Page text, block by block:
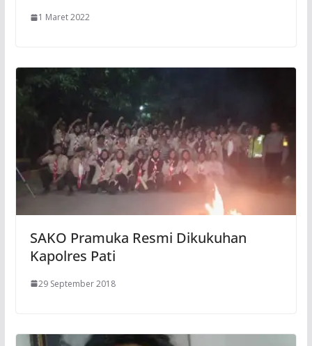
1 Maret 2022
SAKO Pramuka Resmi Dikukuhan
Kapolres Pati
29 September 2018